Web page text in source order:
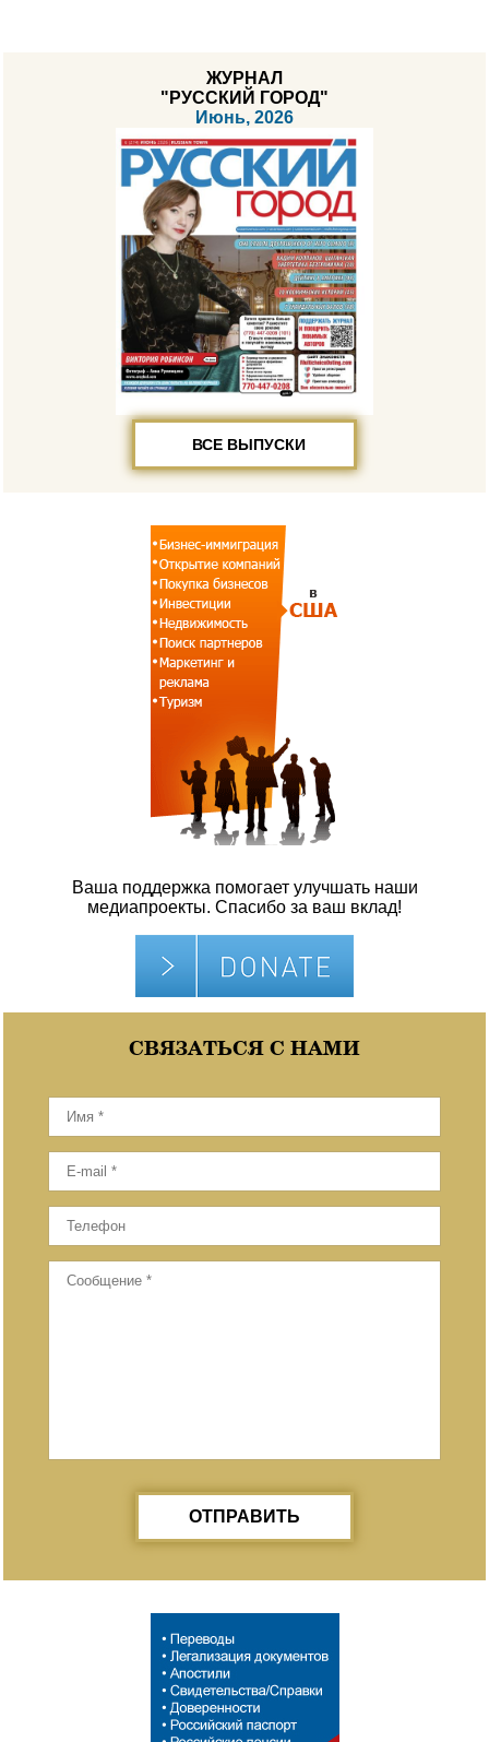
ЖУРНАЛ
"РУССКИЙ ГОРОД"
Июнь, 2026
ВСЕ ВЫПУСКИ
Ваша поддержка помогает улучшать наши
медиапроекты. Спасибо за ваш вклад!
СВЯЗАТЬСЯ С НАМИ
ОТПРАВИТЬ